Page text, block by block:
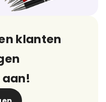
klanten
aan!